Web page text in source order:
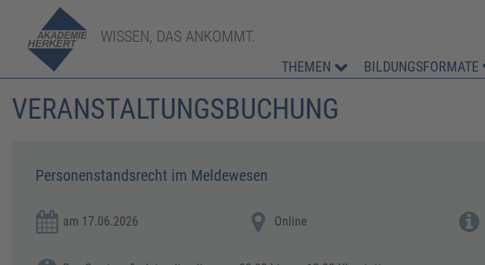
WISSEN, DAS ANKOMMT.
THEMEN BILDUNGSFORMATE
VERANSTALTUNGSBUCHUNG
Personenstandsrecht im Meldewesen
am 17.06.2026 Online